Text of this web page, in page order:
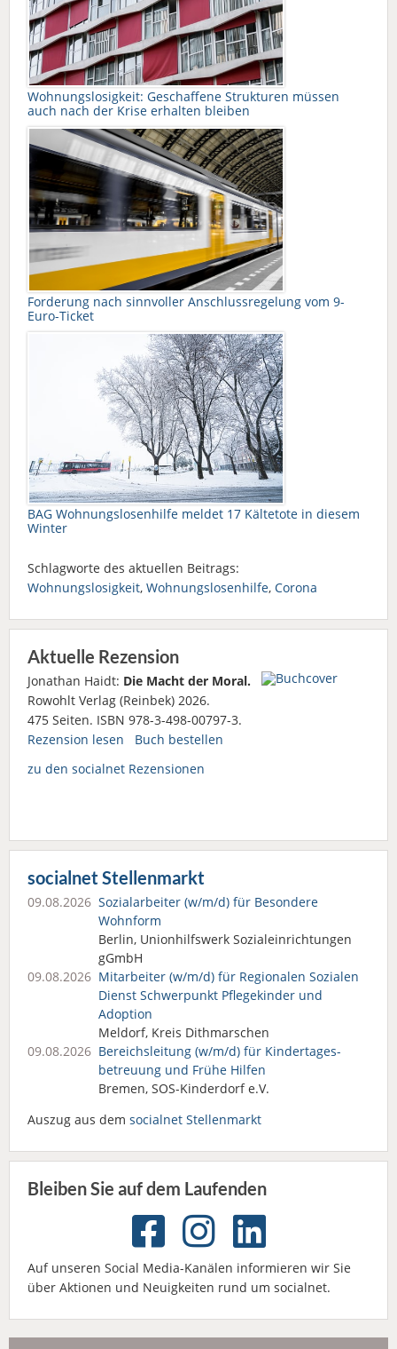
Wohnungslosigkeit: Geschaffene Strukturen müssen
auch nach der Krise erhalten bleiben
Forderung nach sinnvoller Anschlussregelung vom 9-
Euro-Ticket
BAG Wohnungslosenhilfe meldet 17 Kältetote in diesem
Winter
Schlagworte des aktuellen Beitrags:
Wohnungslosigkeit, Wohnungslosenhilfe, Corona
Aktuelle Rezension
Jonathan Haidt: Die Macht der Moral.
Rowohlt Verlag (Reinbek) 2026.
475 Seiten. ISBN 978-3-498-00797-3.
Rezension lesen
Buch bestellen
zu den socialnet Rezensionen
socialnet Stellenmarkt
09.08.2026 Sozialarbeiter (w/m/d) für Besondere
Wohnform
Berlin, Unionhilfswerk Sozialeinrichtungen
gGmbH
09.08.2026 Mitarbeiter (w/m/d) für Regionalen Sozialen
Dienst Schwerpunkt Pflegekinder und
Adoption
Meldorf, Kreis Dithmarschen
09.08.2026 Bereichsleitung (w/m/d) für Kindertages­
betreuung und Frühe Hilfen
Bremen, SOS-Kinderdorf e.V.
Auszug aus dem socialnet Stellenmarkt
Bleiben Sie auf dem Laufenden
Auf unseren Social Media-Kanälen informieren wir Sie
über Aktionen und Neuigkeiten rund um socialnet.